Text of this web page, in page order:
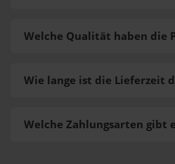
Welche Zahlungsarten gibt
Welche Qualität haben die
Wie lange ist die Lieferzeit